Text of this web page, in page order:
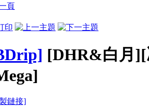
頁
[DHR&白月
鏈接]